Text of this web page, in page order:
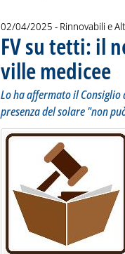
02/04/2025 - Rinnovabili e
FV su tetti: il
ville medicee .
Lo ha affermato il Consiglio
presenza del solare "non
Lista allegati